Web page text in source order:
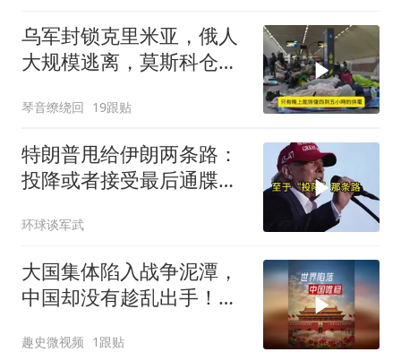
乌军封锁克里米亚，俄人
大规模逃离，莫斯科仓库
琴音缭绕回 19跟贴
特朗普甩给伊朗两条路：
投降或者接受最后通牒，
打下美军一架无人机
环球谈军武
大国集体陷入战争泥潭，
中国却没有趁乱出手！为
趣史微视频 1跟贴